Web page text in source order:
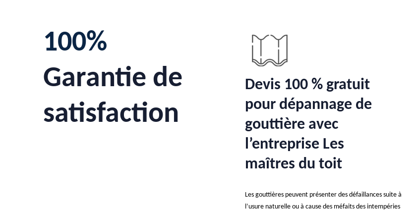
100%
Garantie de
satisfaction
Devis 100 % gratuit
pour dépannage de
gouttière avec
l’entreprise Les
maîtres du toit
Les gouttières peuvent présenter des défaillances suite à
l’usure naturelle ou à cause des méfaits des intempéries